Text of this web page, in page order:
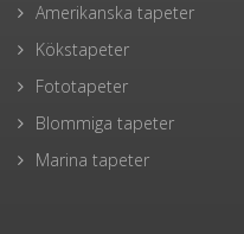
Amerikanska tapeter
Kökstapeter
Fototapeter
Blommiga tapeter
Marina tapeter